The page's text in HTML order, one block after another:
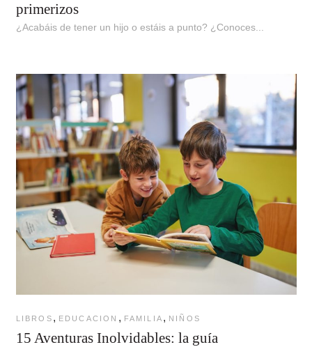
primerizos
¿Acabáis de tener un hijo o estáis a punto? ¿Conoces...
LIBROS , EDUCACION , FAMILIA , NIÑOS
15 Aventuras Inolvidables: la guía